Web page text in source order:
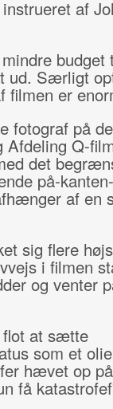
af
budget
ud. Særligt
filmen er
fotograf på
Q-
det
på-
af en
sig flere
i filmen
og venter
at sætte
som et
hævet op
få